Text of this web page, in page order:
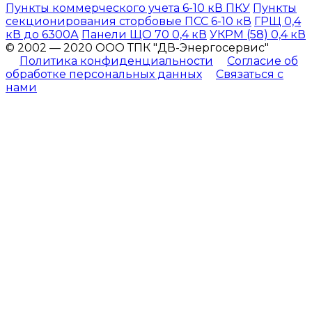
Пункты коммерческого учета 6-10 кВ ПКУ Пункты
секционирования сторбовые ПСС 6-10 кВ ГРЩ 0,4
кВ до 6300А Панели ЩО 70 0,4 кВ УКРМ (58) 0,4 кВ
© 2002 — 2020 ООО ТПК "ДВ-Энергосервис"
Политика конфиденциальности
Согласие об
обработке персональных данных
Связаться с
нами